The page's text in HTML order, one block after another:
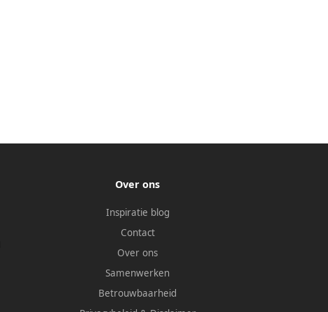
Over ons
Inspiratie blog
Contact
Over ons
Samenwerken
Betrouwbaarheid